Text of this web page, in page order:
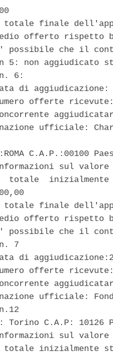
totale finale
offerto rispetto
possibile che il
5: non aggiudicato
6:
di
offerte
ufficiale:
C.A.P.:00100
sul
totale
totale finale
offerto rispetto
possibile che il
7
di
offerte
ufficiale:
Torino C.A.P: 10126
sul
totale inizialmente